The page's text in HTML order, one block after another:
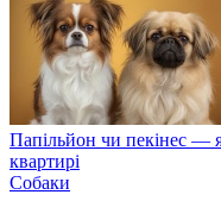
Папільйон чи пекінес —
квартирі
Собаки